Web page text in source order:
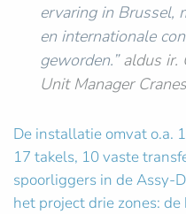
ervaring in Brussel,
en internationale
geworden.”aldus ir.
Unit Manager
De installatie omvat o.a.
17 takels, 10 vaste
spoorliggers in de Assy-
het project drie zones: